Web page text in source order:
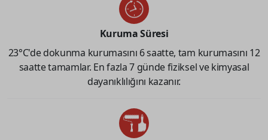
Kuruma Süresi
23°C'de dokunma kurumasını 6 saatte, tam kurumasını 12
saatte tamamlar. En fazla 7 günde fiziksel ve kimyasal
dayanıklılığını kazanır.